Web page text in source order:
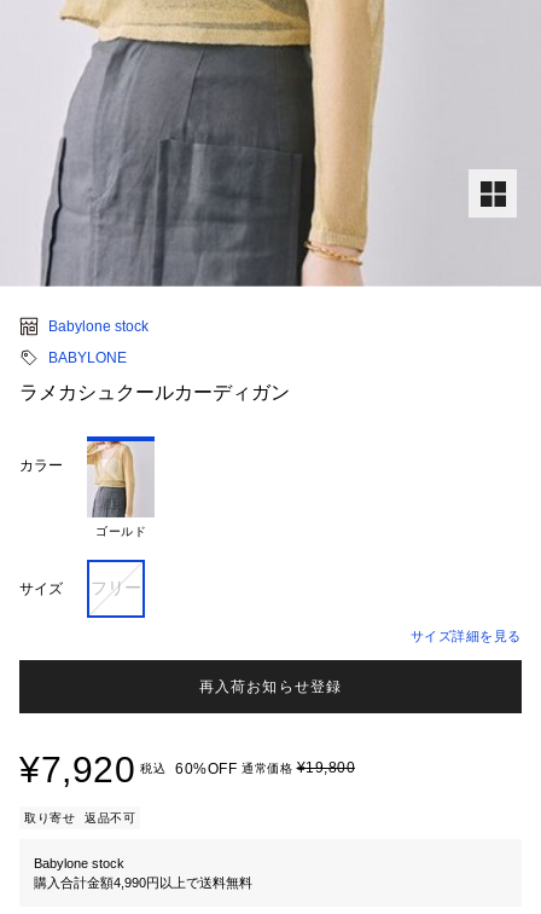
Babylone stock
BABYLONE
ラメカシュクールカーディガン
カラー
ゴールド
サイズ フリー
サイズ詳細を見る
再入荷お知らせ登録
¥7,920 税込 60%OFF 通常価格¥19,800
取り寄せ 返品不可
Babylone stock
購入合計金額4,990円以上で送料無料